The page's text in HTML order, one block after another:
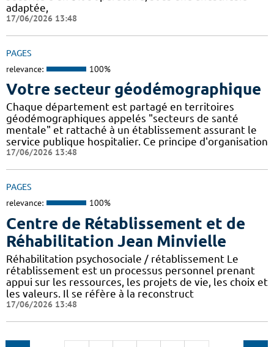
adaptée,
17/06/2026 13:48
PAGES
relevance: 100%
Votre secteur géodémographique
Chaque département est partagé en territoires
géodémographiques appelés "secteurs de santé
mentale" et rattaché à un établissement assurant le
service publique hospitalier. Ce principe d'organisation
17/06/2026 13:48
PAGES
relevance: 100%
Centre de Rétablissement et de
Réhabilitation Jean Minvielle
Réhabilitation psychosociale / rétablissement Le
rétablissement est un processus personnel prenant
appui sur les ressources, les projets de vie, les choix et
les valeurs. Il se réfère à la reconstruct
17/06/2026 13:48